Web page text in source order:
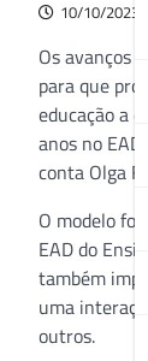
10/10/2023
Os avanços
para que
educação a
anos no
conta Olga
O modelo
EAD do
também
uma
outros.